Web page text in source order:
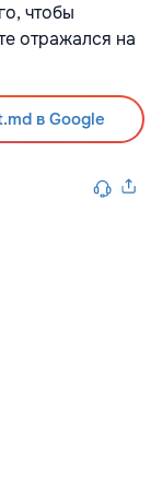
чтобы
отражался на
в Google